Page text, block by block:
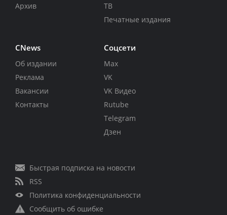
Архив
ТВ
Печатные издания
CNews
Об издании
Реклама
Вакансии
Контакты
Соцсети
Max
VK
VK Видео
Rutube
Telegram
Дзен
Быстрая подписка на новости
RSS
Политика конфиденциальности
Сообщить об ошибке